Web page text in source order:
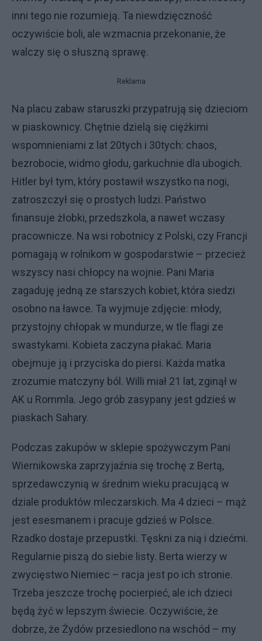
inni tego nie rozumieją. Ta niewdzięczność
oczywiście boli, ale wzmacnia przekonanie, że
walczy się o słuszną sprawę.
Reklama
Na placu zabaw staruszki przypatrują się dzieciom
w piaskownicy. Chętnie dzielą się ciężkimi
wspomnieniami z lat 20tych i 30tych: chaos,
bezrobocie, widmo głodu, garkuchnie dla ubogich.
Hitler był tym, który postawił wszystko na nogi,
zatroszczył się o prostych ludzi. Państwo
finansuje żłobki, przedszkola, a nawet wczasy
pracownicze. Na wsi robotnicy z Polski, czy Francji
pomagają w rolnikom w gospodarstwie – przecież
wszyscy nasi chłopcy na wojnie. Pani Maria
zagaduję jedną ze starszych kobiet, która siedzi
osobno na ławce. Ta wyjmuje zdjęcie: młody,
przystojny chłopak w mundurze, w tle flagi ze
swastykami. Kobieta zaczyna płakać. Maria
obejmuje ją i przyciska do piersi. Każda matka
zrozumie matczyny ból. Willi miał 21 lat, zginął w
AK u Rommla. Jego grób zasypany jest gdzieś w
piaskach Sahary.
Podczas zakupów w sklepie spożywczym Pani
Wiernikowska zaprzyjaźnia się trochę z Bertą,
sprzedawczynią w średnim wieku pracującą w
dziale produktów mleczarskich. Ma 4 dzieci – mąż
jest esesmanem i pracuje gdzieś w Polsce.
Rzadko dostaje przepustki. Tęskni za nią i dziećmi.
Regularnie piszą do siebie listy. Berta wierzy w
zwycięstwo Niemiec – racja jest po ich stronie.
Trzeba jeszcze trochę pocierpieć, ale ich dzieci
będą żyć w lepszym świecie. Oczywiście, że
dobrze, że Żydów przesiedlono na wschód – my